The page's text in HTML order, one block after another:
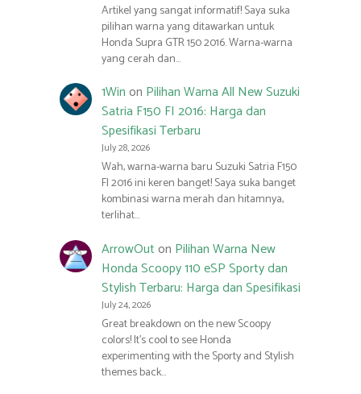
Artikel yang sangat informatif! Saya suka
pilihan warna yang ditawarkan untuk
Honda Supra GTR 150 2016. Warna-warna
yang cerah dan…
1Winon Pilihan Warna All New Suzuki
Satria F150 FI 2016: Harga dan
Spesifikasi Terbaru
July 28, 2026
Wah, warna-warna baru Suzuki Satria F150
FI 2016 ini keren banget! Saya suka banget
kombinasi warna merah dan hitamnya,
terlihat…
ArrowOuton Pilihan Warna New
Honda Scoopy 110 eSP Sporty dan
Stylish Terbaru: Harga dan Spesifikasi
July 24, 2026
Great breakdown on the new Scoopy
colors! It’s cool to see Honda
experimenting with the Sporty and Stylish
themes back…